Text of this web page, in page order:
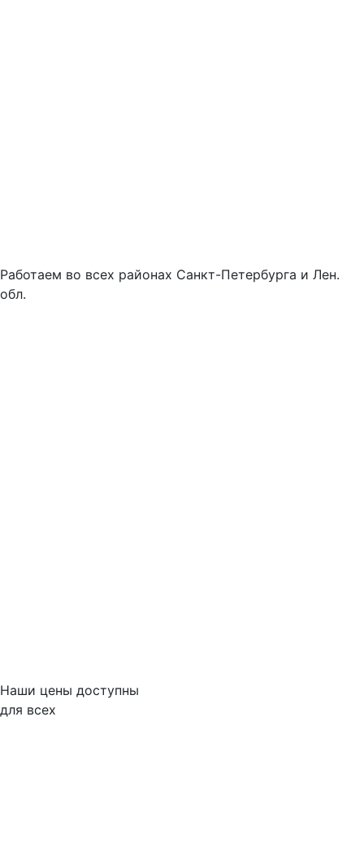
Работаем во всех районах Санкт-Петербурга и Лен.
обл.
Наши цены доступны
для всех